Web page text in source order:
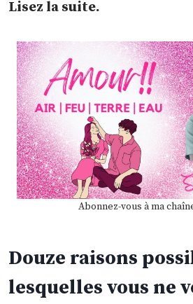
Lisez la suite.
Abonnez-vous à ma
Douze raisons
lesquelles vous ne